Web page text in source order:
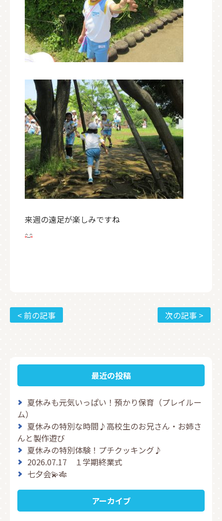
来週の遠足が楽しみですね
< 前の記事 次の記事 >
最近の投稿
夏休みも元気いっぱい！預かり保育（プレイルー
ム）
夏休みの特別な時間♪高校生のお兄さん・お姉さ
んと製作遊び
夏休みの特別体験！プチクッキング♪
2026.07.17 １学期終業式
七夕会💫🎋
アーカイブ